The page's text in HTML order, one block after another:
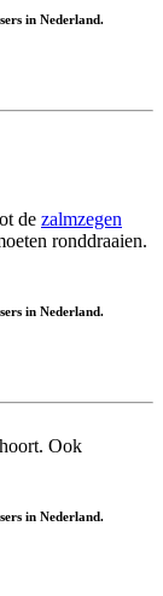
in Nederland.
de zalmzegen
ronddraaien.
in Nederland.
Ook
in Nederland.